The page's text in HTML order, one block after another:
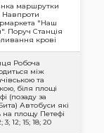
маршрутки
Навпроти
"Наш
Поруч Станція
крові
Робоча
між
та
біля площі
(позаду за
Автобуси які
на площу Петефі
3; 12; 15; 18; 20